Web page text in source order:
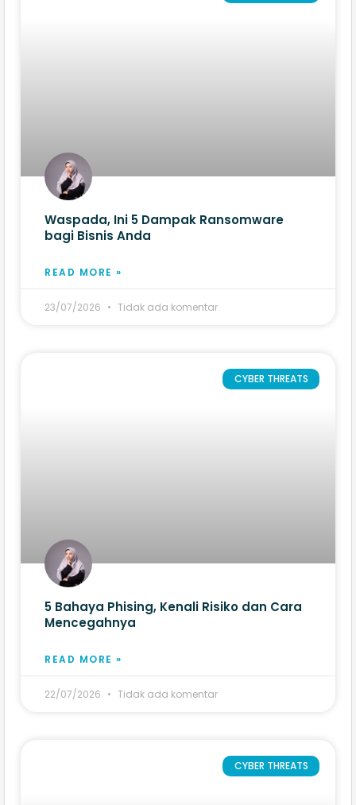
Waspada, Ini 5 Dampak Ransomware
bagi Bisnis Anda
READ MORE »
23/07/2026 Tidak ada komentar
CYBER THREATS
5 Bahaya Phising, Kenali Risiko dan Cara
Mencegahnya
READ MORE »
22/07/2026 Tidak ada komentar
CYBER THREATS